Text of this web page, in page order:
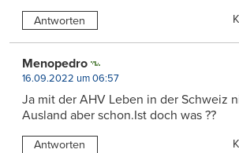
Antworten
Menopedro
16.09.2022 um 06:57
Ja mit der AHV Leben in der Schweiz
Ausland aber schon.Ist doch was ??
Antworten